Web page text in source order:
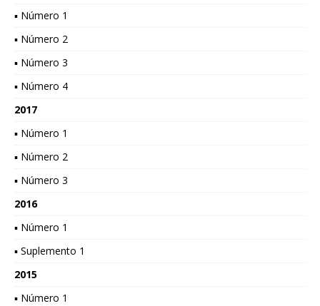
▪ Número 1
▪ Número 2
▪ Número 3
▪ Número 4
2017
▪ Número 1
▪ Número 2
▪ Número 3
2016
▪ Número 1
▪ Suplemento 1
2015
▪ Número 1